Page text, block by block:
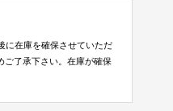
に在庫を確保させていただ
ご了承下さい。在庫が確保